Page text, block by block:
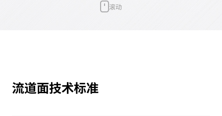
滚动
流道面技术标准